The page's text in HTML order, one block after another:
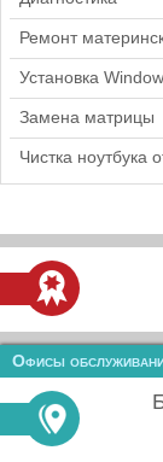
Ремонт
Установка
Замена матрицы
Чистка ноутбука
Офисы